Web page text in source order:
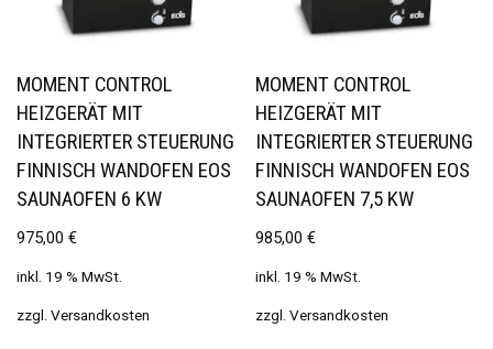
MOMENT CONTROL
HEIZGERÄT MIT
INTEGRIERTER STEUERUNG
FINNISCH WANDOFEN EOS
SAUNAOFEN 6 KW
975,00 €
inkl. 19 % MwSt.
zzgl. Versandkosten
MOMENT CONTROL
HEIZGERÄT MIT
INTEGRIERTER STEUERUNG
FINNISCH WANDOFEN EOS
SAUNAOFEN 7,5 KW
985,00€
inkl. 19 % MwSt.
zzgl.Versandkosten